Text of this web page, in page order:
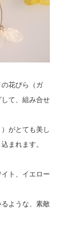
花びら（ガ
て、組み合せ
がとても美し
まれます。
ト、イエロー
ような、素敵